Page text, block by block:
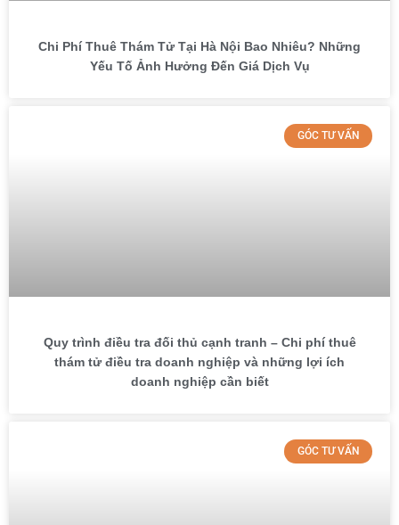
Chi Phí Thuê Thám Tử Tại Hà Nội Bao Nhiêu? Những
Yếu Tố Ảnh Hưởng Đến Giá Dịch Vụ
GÓC TƯ VẤN
Quy trình điều tra đối thủ cạnh tranh – Chi phí thuê
thám tử điều tra doanh nghiệp và những lợi ích
doanh nghiệp cần biết
GÓC TƯ VẤN